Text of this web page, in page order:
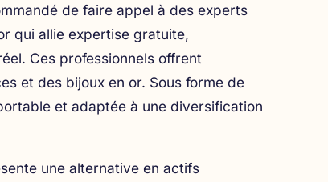
de faire appel à des experts
qui allie expertise gratuite,
Ces professionnels offrent
et des bijoux en or. Sous forme de
et adaptée à une diversification
une alternative en actifs